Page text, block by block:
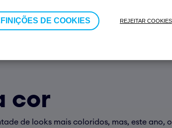
DE COOKIES REJEITAR COOKIES
cor
de looks mais coloridos, mas, este ano,